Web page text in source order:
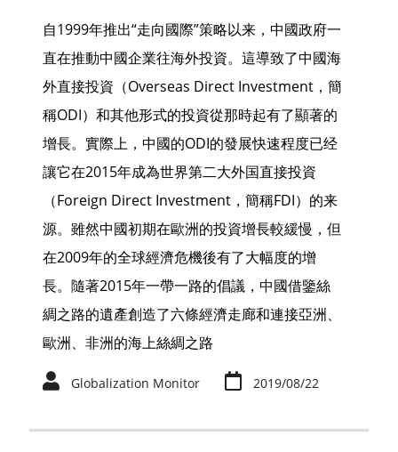
自1999年推出“走向國際”策略以来，中國政府一
直在推動中國企業往海外投資。這導致了中國海
外直接投資（Overseas Direct Investment，簡
稱ODI）和其他形式的投資從那時起有了顯著的
增長。實際上，中國的ODI的發展快速程度已经
讓它在2015年成為世界第二大外国直接投資
（Foreign Direct Investment，簡稱FDI）的来
源。雖然中國初期在歐洲的投資增長較緩慢，但
在2009年的全球經濟危機後有了大幅度的增
長。隨著2015年一帶一路的倡議，中國借鑒絲
綢之路的遺產創造了六條經濟走廊和連接亞洲、
歐洲、非洲的海上絲綢之路
Globalization Monitor 2019/08/22